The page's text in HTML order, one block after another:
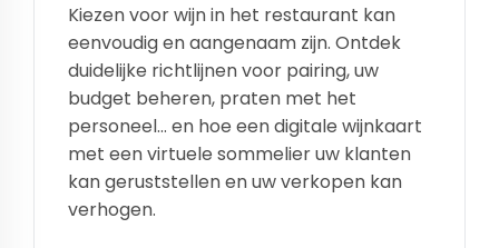
Kiezen voor wijn in het restaurant kan
eenvoudig en aangenaam zijn. Ontdek
duidelijke richtlijnen voor pairing, uw
budget beheren, praten met het
personeel... en hoe een digitale wijnkaart
met een virtuele sommelier uw klanten
kan geruststellen en uw verkopen kan
verhogen.